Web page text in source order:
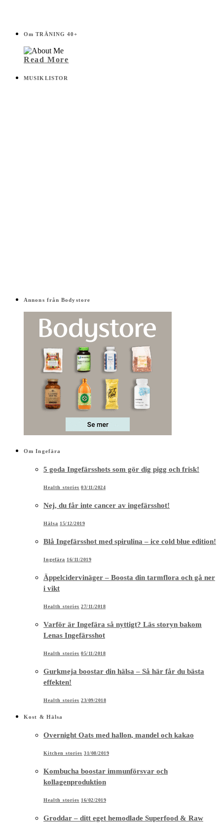
Om TRÄNING 40+
Read More
MUSIKLISTOR
Annons från Bodystore
Om Ingefära
5 goda Ingefärsshots som gör dig pigg och frisk!
Health stories 03/11/2024
Nej, du får inte cancer av ingefärsshot!
Hälsa 15/12/2019
Blå Ingefärsshot med spirulina – ice cold blue edition!
Ingefära 16/11/2019
Äppelcidervinäger – Boosta din tarmflora och gå ner
i vikt
Health stories 27/11/2018
Varför är Ingefära så nyttigt? Läs storyn bakom
Lenas Ingefärsshot
Health stories 05/11/2018
Gurkmeja boostar din hälsa – Så här får du bästa
effekten!
Health stories 23/09/2018
Kost & Hälsa
Overnight Oats med hallon, mandel och kakao
Kitchen stories 31/08/2019
Kombucha boostar immunförsvar och
kollagenproduktion
Health stories 16/02/2019
Groddar – ditt eget hemodlade Superfood & Raw